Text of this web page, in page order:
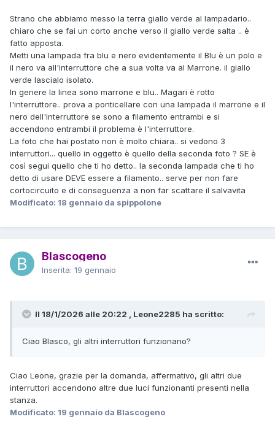
Strano che abbiamo messo la terra giallo verde al lampadario..
chiaro che se fai un corto anche verso il giallo verde salta .. è
fatto apposta.
Metti una lampada fra blu e nero evidentemente il Blu è un polo e
il nero va all'interruttore che a sua volta va al Marrone. il giallo
verde lascialo isolato.
In genere la linea sono marrone e blu.. Magari è rotto
l'interruttore.. prova a ponticellare con una lampada il marrone e il
nero dell'interruttore se sono a filamento entrambi e si
accendono entrambi il problema è l'interruttore.
La foto che hai postato non è molto chiara.. si vedono 3
interruttori... quello in oggetto è quello della seconda foto ? SE è
così segui quello che ti ho detto.. la seconda lampada che ti ho
detto di usare DEVE essere a filamento.. serve per non fare
cortocircuito e di conseguenza a non far scattare il salvavita
Modificato: 18 gennaio da spippolone
Blascogeno
Inserita: 19 gennaio
Il 18/1/2026 alle 20:22 , Leone2285 ha scritto:
Ciao Blasco, gli altri interruttori funzionano?
Ciao Leone, grazie per la domanda, affermativo, gli altri due
interruttori accendono altre due luci funzionanti presenti nella
stanza.
Modificato: 19 gennaio da Blascogeno